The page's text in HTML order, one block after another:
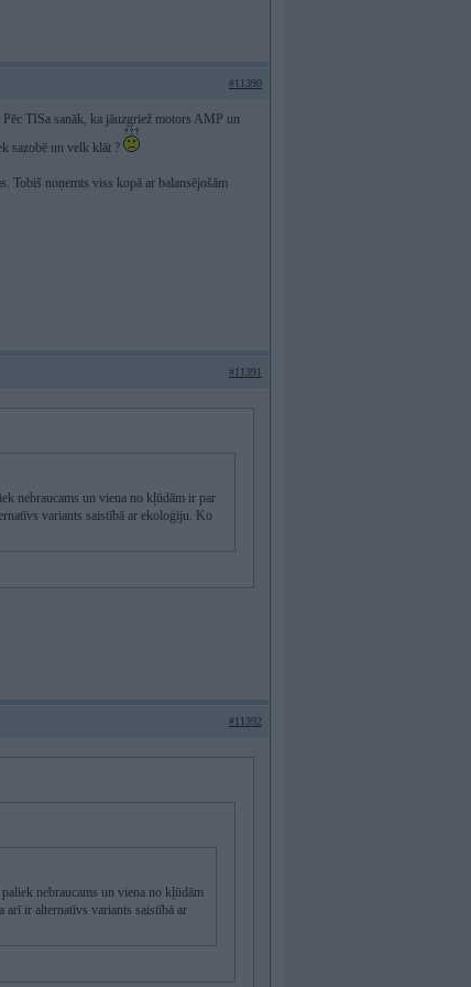
#11390
TISa sanāk, ka jāuzgriež motors AMP un
sazobē un velk klāt ?
Tobiš noņemts viss kopā ar balansējošām
#11391
nebraucams un viena no kļūdām ir par
variants saistībā ar ekoloģiju. Ko
#11392
nebraucams un viena no kļūdām
ir alternatīvs variants saistībā ar